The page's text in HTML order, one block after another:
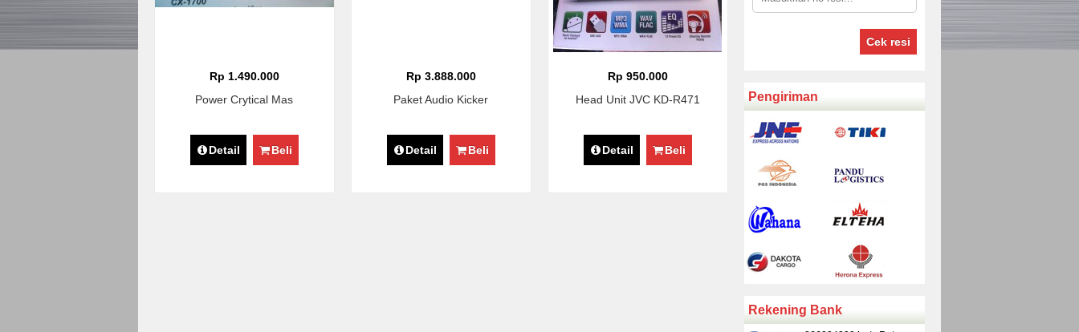
Rp 1.490.000
Power Crytical Mas
Detail Beli
Rp 3.888.000
Paket Audio Kicker
Detail Beli
Rp 950.000
Head Unit JVC KD-R471
Detail Beli
Cek resi
Pengiriman
Rekening Bank